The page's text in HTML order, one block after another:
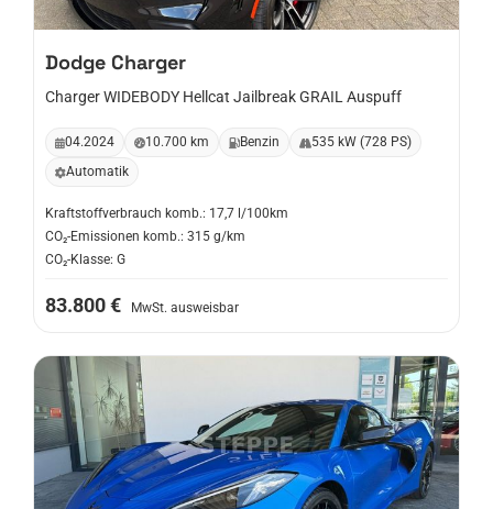
Dodge Charger
Charger WIDEBODY Hellcat Jailbreak GRAIL Auspuff
04.2024 10.700 km Benzin
535 kW (728 PS)
Automatik
Kraftstoffverbrauch komb.: 17,7 l/100km
CO₂-Emissionen komb.: 315 g/km
CO₂-Klasse: G
83.800 € MwSt. ausweisbar